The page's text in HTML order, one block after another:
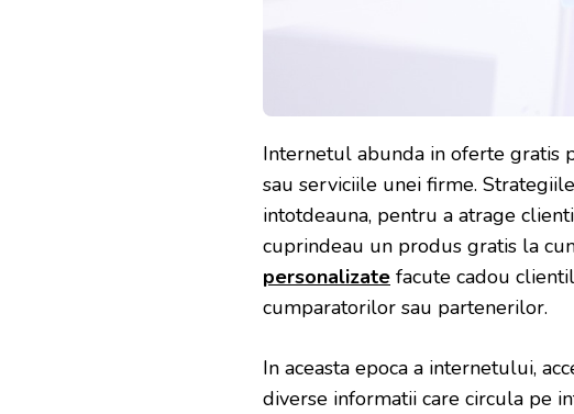
Internetul abunda in oferte gratis
sau serviciile unei firme.
intotdeauna, pentru a atrage
cuprindeau un produs gratis la
personalizate facute cadou
cumparatorilor sau partenerilor.
In aceasta epoca a internetului,
diverse informatii care circula pe